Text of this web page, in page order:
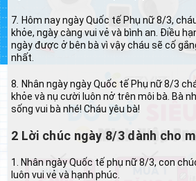
7 .Hôm nay ngày Quốc tế Phụ nữ 8/3,
khỏe, ngày càng vui vẻ và bình an. Điều
ngày được ở bên bà vì vậy cháu sẽ cố
nhất.
8 .Nhân ngày ngày Quốc tế Phụ nữ 8/3
khỏe và nụ cười luôn nở trên môi bà. Bà
sống vui bà nhé! Cháu yêu bà!
2 Lời chúc ngày 8/3 dành cho
1. Nhân ngày Quốc tế phụ nữ 8/3, con
luôn vui vẻ và hạnh phúc.